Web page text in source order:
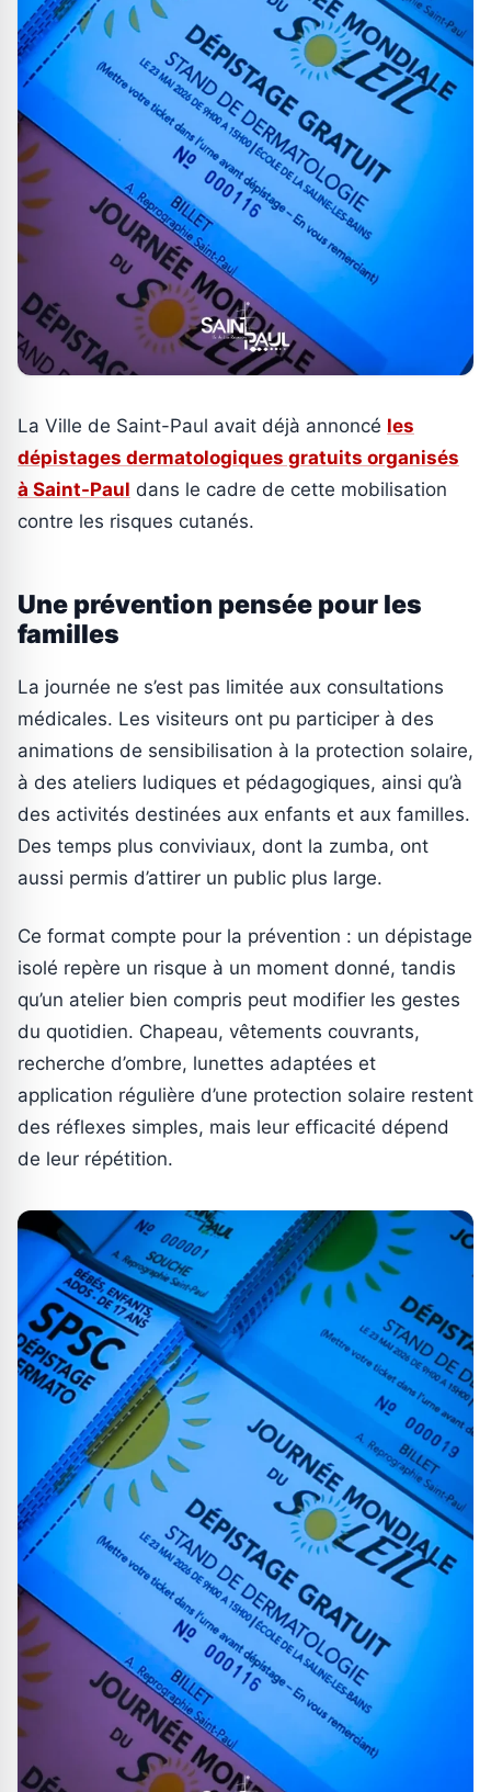
La Ville de Saint-Paul avait déjà annoncé les
dépistages dermatologiques gratuits organisés
à Saint-Paul dans le cadre de cette mobilisation
contre les risques cutanés.
Une prévention pensée pour les
familles
La journée ne s’est pas limitée aux consultations
médicales. Les visiteurs ont pu participer à des
animations de sensibilisation à la protection solaire,
à des ateliers ludiques et pédagogiques, ainsi qu’à
des activités destinées aux enfants et aux familles.
Des temps plus conviviaux, dont la zumba, ont
aussi permis d’attirer un public plus large.
Ce format compte pour la prévention : un dépistage
isolé repère un risque à un moment donné, tandis
qu’un atelier bien compris peut modifier les gestes
du quotidien. Chapeau, vêtements couvrants,
recherche d’ombre, lunettes adaptées et
application régulière d’une protection solaire restent
des réflexes simples, mais leur efficacité dépend
de leur répétition.